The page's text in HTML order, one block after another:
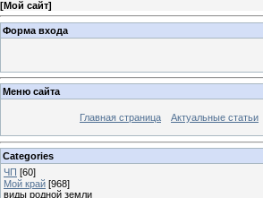
[Мой сайт]
Форма входа
Меню сайта
Главная страница Актуальные статьи
Categories
ЧП [60]
Мой край [968]
виды родной земли